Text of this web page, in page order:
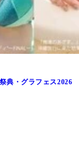
典・グラフェス2026